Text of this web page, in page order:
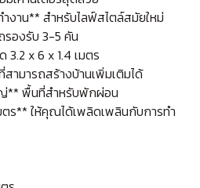
งาน** สำหรับไลฟ์สไตล์สมัยใหม่
รองรับ 3-5 คัน
x 6 x 1.4 เมตร
ามารถสร้างบ้านเพิ่มเติมได้
** พื้นที่สำหรับพักผ่อน
ร** ให้คุณได้เพลิดเพลินกับการทำ